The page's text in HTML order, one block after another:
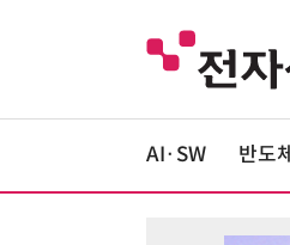
AI·SW 반도체